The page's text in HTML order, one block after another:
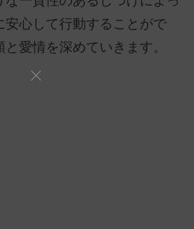
安心して行動することがで
愛情を深めていきます。